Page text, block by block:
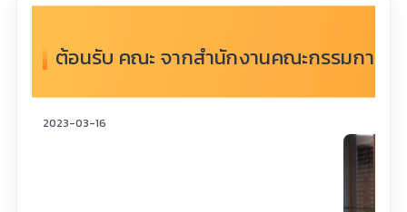
ต้อนรับ คณะ จากสำนักงานคณะกรรมการส่
2023-03-16